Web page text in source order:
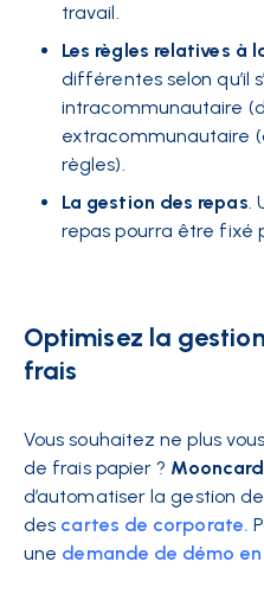
travail.
Les règles relatives à
différentes selon qu’il
intracommunautaire
extracommunautaire
règles).
La gestion des repas.
repas pourra être fixé
Optimisez la
frais
Vous souhaitez ne plus
de frais papier ? Mooncard
d’automatiser la gestion
des cartes de corporate.
une demande de démo en